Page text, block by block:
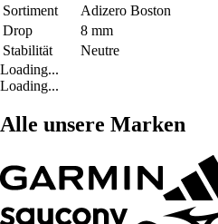
Sortiment
Adizero Boston
Drop
8 mm
Stabilität
Neutre
Loading...
Loading...
Alle unsere Marken